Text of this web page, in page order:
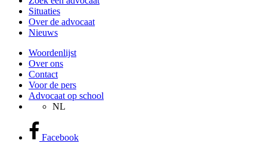
Situaties
Over de advocaat
Nieuws
Woordenlijst
Over ons
Contact
Voor de pers
Advocaat op school
NL
Facebook